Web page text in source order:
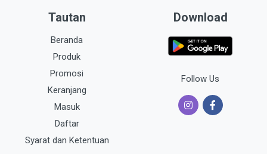
Tautan
Beranda
Produk
Promosi
Keranjang
Masuk
Daftar
Syarat dan Ketentuan
Download
Follow Us